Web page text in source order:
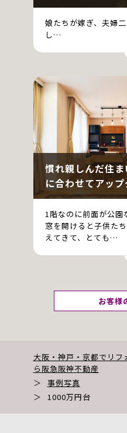
娘たちが嫁ぎ、夫婦
し…
慣れ親しんだ住
に合わせてアッ
1階なのに前面が公園
窓を開けると子供た
えてきて、とても…
お客様
大阪・神戸・京都でリフ
ら阪急阪神不動産
＞
事例写真
＞
1000万円台